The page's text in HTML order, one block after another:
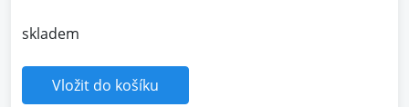
skladem
Vložit do košíku